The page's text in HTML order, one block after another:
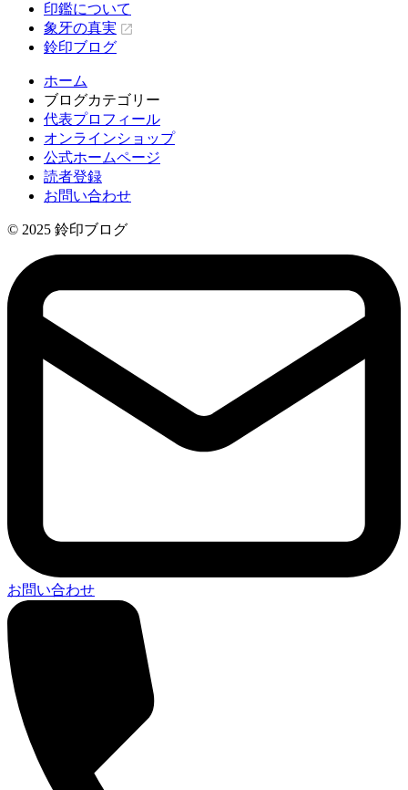
印鑑について
象牙の真実
鈴印ブログ
ホーム
ブログカテゴリー
代表プロフィール
オンラインショップ
公式ホームページ
読者登録
お問い合わせ
© 2025 鈴印ブログ
お問い合わせ